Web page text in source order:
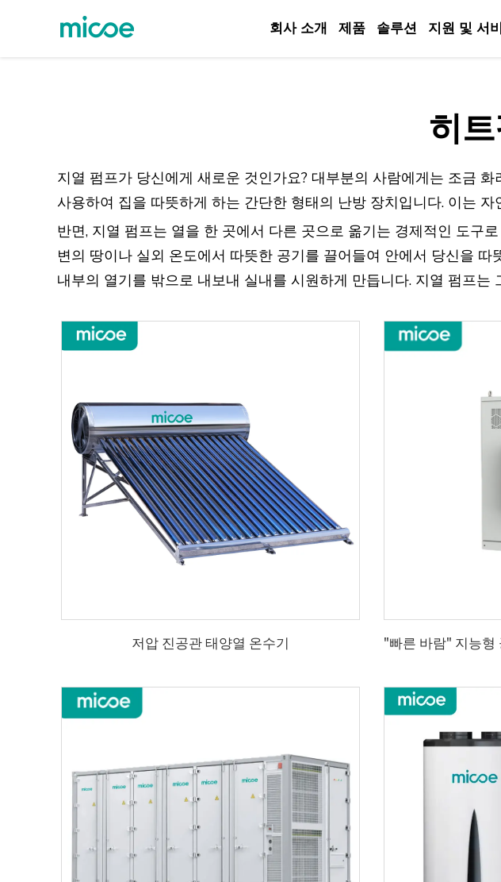
회사 소개 제품 솔루션 지원 및 서
지원 및 서비스
미디어 센터
문의하기
히
지열 펌프가 당신에게 새로운 것인가요? 대부분의 사람에게는 조금
사용하여 집을 따뜻하게 하는 간단한 형태의 난방 장치입니다. 이는
반면, 지열 펌프는 열을 한 곳에서 다른 곳으로 옮기는 경제적인 도구
변의 땅이나 실외 온도에서 따뜻한 공기를 끌어들여 안에서 당신을
내부의 열기를 밖으로 내보내 실내를 시원하게 만듭니다. 지열 펌프
저압 진공관 태양열 온수기